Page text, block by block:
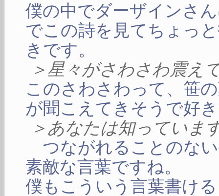
僕の中でダーザインさ
でこの詩を見てちょっ
きです。
＞星々がさわさわ震え
このさわさわって、笹
が聞こえてきそうで好
＞あなたは知っていま
つながれることのな
素敵な言葉ですね。
僕もこういう言葉書け